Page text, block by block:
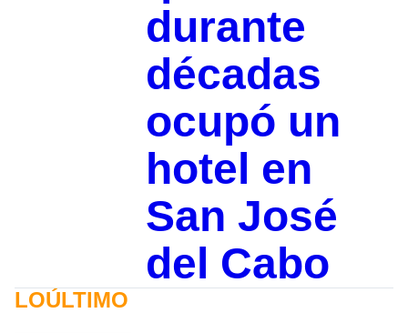
durante
décadas
ocupó un
hotel en
San José
del Cabo
LOÚLTIMO